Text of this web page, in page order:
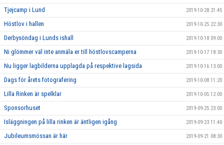
Tjejcamp i Lund 2019-10-28 21:45
Höstlov i hallen 2019-10-25 22:30
Derbysöndag i Lunds ishall 2019-10-18 09:00
Ni glömmer väl inte anmäla er till höstlovscamperna 2019-10-17 18:30
Nu ligger lagbilderna upplagda på respektive lagsida 2019-10-16 13:00
Dags för årets fotografering 2019-10-08 11:20
Lilla Rinken är spelklar 2019-10-05 12:00
Sponsorhuset 2019-09-25 23:00
Isläggningen på lilla rinken är äntligen igång 2019-09-23 11:40
Jubileumsmössan är här 2019-09-21 08:30